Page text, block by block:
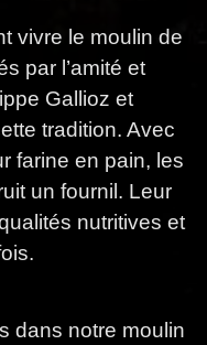
vivre le moulin de
par l’amité et
Gallioz et
tradition. Avec
farine en pain, les
un fournil. Leur
nutritives et
dans notre moulin